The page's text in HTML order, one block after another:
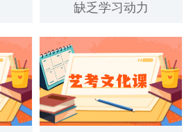
缺乏学习动力